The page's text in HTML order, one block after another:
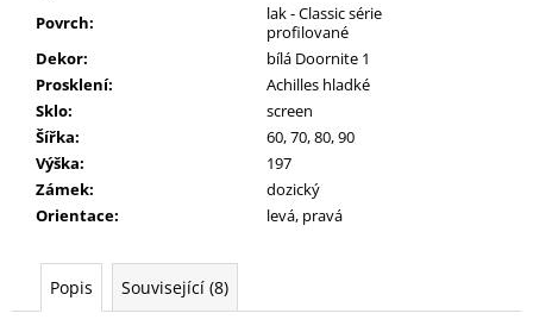
Povrch:
lak - Classic série
profilované
Dekor:
bílá Doornite 1
Prosklení:
Achilles hladké
Sklo:
screen
Šířka:
60, 70, 80, 90
Výška:
197
Zámek:
dozický
Orientace: levá, pravá
Popis Související (8)